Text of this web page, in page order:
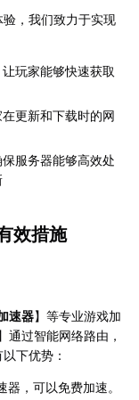
，我们致力于实现
玩家能够快速获取
更新和下载时的网
服务器能够高效处
效措施
速器】等专业游戏加
通过智能网络路由，
下优势：
器，可以免费加速。